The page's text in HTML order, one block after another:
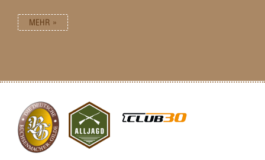
MEHR »